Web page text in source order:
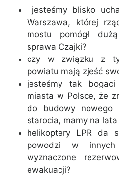
jesteśmy blisko
Warszawa, której
mostu pomógł
sprawa Czajki?
czy w związku z
powiatu mają zjeść
jesteśmy tak
miasta w Polsce, że
do budowy nowego
starocia, mamy na
helikoptery LPR da
powodzi w
wyznaczone
ewakuacji?